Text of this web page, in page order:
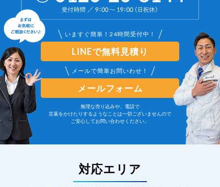
いますぐ簡単！24時間受付中！
LINEで無料見積り
メールで簡単お問いわせ！
メールフォーム
無理な売り込みや、電話で
言葉をかけたりするようなことは一切ございませんので
ご安心してお問い合わせください。
対応エリア